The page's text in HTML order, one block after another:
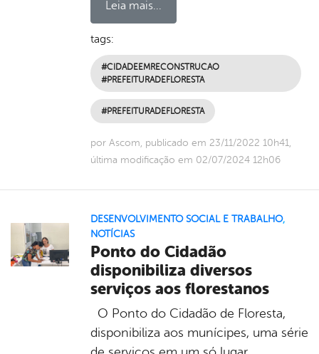
Leia mais...
tags:
#CIDADEEMRECONSTRUCAO
#PREFEITURADEFLORESTA
#PREFEITURADEFLORESTA
por Ascom, publicado em 23/11/2022 10h41,
última modificação em 02/07/2024 12h06
DESENVOLVIMENTO SOCIAL E TRABALHO,
NOTÍCIAS
Ponto do Cidadão
disponibiliza diversos
serviços aos florestanos
O Ponto do Cidadão de Floresta,
disponibiliza aos munícipes, uma série